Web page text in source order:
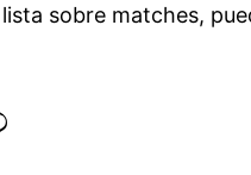
sobre matches,